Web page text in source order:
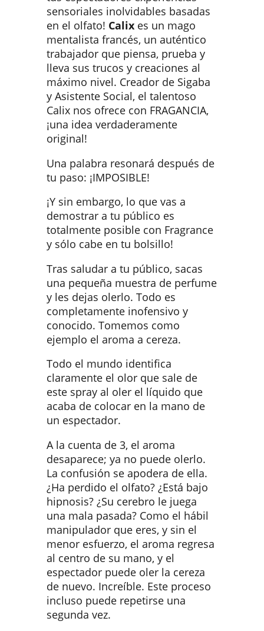
sensoriales inolvidables basadas
en el olfato! Calix es un mago
mentalista francés, un auténtico
trabajador que piensa, prueba y
lleva sus trucos y creaciones al
máximo nivel. Creador de Sigaba
y Asistente Social, el talentoso
Calix nos ofrece con FRAGANCIA,
¡una idea verdaderamente
original!
Una palabra resonará después de
tu paso: ¡IMPOSIBLE!
¡Y sin embargo, lo que vas a
demostrar a tu público es
totalmente posible con Fragrance
y sólo cabe en tu bolsillo!
Tras saludar a tu público, sacas
una pequeña muestra de perfume
y les dejas olerlo. Todo es
completamente inofensivo y
conocido. Tomemos como
ejemplo el aroma a cereza.
Todo el mundo identifica
claramente el olor que sale de
este spray al oler el líquido que
acaba de colocar en la mano de
un espectador.
A la cuenta de 3, el aroma
desaparece; ya no puede olerlo.
La confusión se apodera de ella.
¿Ha perdido el olfato? ¿Está bajo
hipnosis? ¿Su cerebro le juega
una mala pasada? Como el hábil
manipulador que eres, y sin el
menor esfuerzo, el aroma regresa
al centro de su mano, y el
espectador puede oler la cereza
de nuevo. Increíble. Este proceso
incluso puede repetirse una
segunda vez.